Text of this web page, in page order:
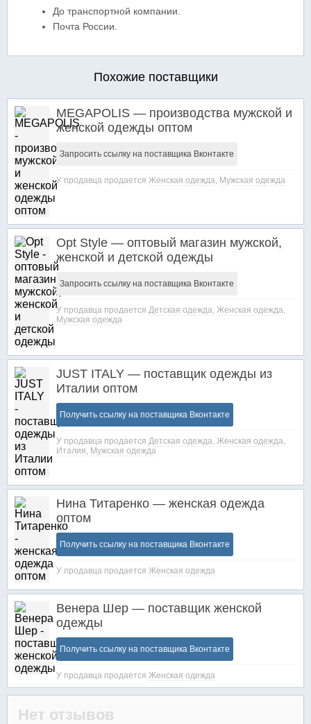
До транспортной компании.
Почта России.
Похожие поставщики
MEGAPOLIS — производства мужской и
женской одежды оптом
Запросить ссылку на поставщика Вконтакте
У продавца продается Женская одежда, Мужская одежда
Opt Style — оптовый магазин мужской,
женской и детской одежды
Запросить ссылку на поставщика Вконтакте
У продавца продается Детская одежда, Женская одежда,
Мужская одежда
JUST ITALY — поставщик одежды из
Италии оптом
Получить ссылку на поставщика Вконтакте
У продавца продается Детская одежда, Женская одежда,
Италия, Мужская одежда
Нина Титаренко — женская одежда
оптом
Получить ссылку на поставщика Вконтакте
У продавца продается Женская одежда
Венера Шер — поставщик женской
одежды
Получить ссылку на поставщика Вконтакте
У продавца продается Женская одежда
Нет отзывов